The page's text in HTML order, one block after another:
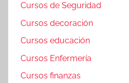
Cursos de Seguridad
Cursos decoración
Cursos educación
Cursos Enfermería
Cursos finanzas